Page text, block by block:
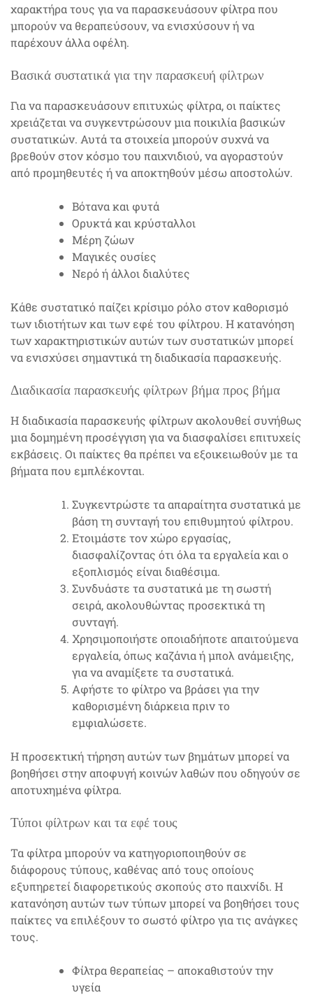
χαρακτήρα τους για να παρασκευάσουν φίλτρα που
μπορούν να θεραπεύσουν, να ενισχύσουν ή να
παρέχουν άλλα οφέλη.
Βασικά συστατικά για την παρασκευή φίλτρων
Για να παρασκευάσουν επιτυχώς φίλτρα, οι παίκτες
χρειάζεται να συγκεντρώσουν μια ποικιλία βασικών
συστατικών. Αυτά τα στοιχεία μπορούν συχνά να
βρεθούν στον κόσμο του παιχνιδιού, να αγοραστούν
από προμηθευτές ή να αποκτηθούν μέσω αποστολών.
Βότανα και φυτά
Ορυκτά και κρύσταλλοι
Μέρη ζώων
Μαγικές ουσίες
Νερό ή άλλοι διαλύτες
Κάθε συστατικό παίζει κρίσιμο ρόλο στον καθορισμό
των ιδιοτήτων και των εφέ του φίλτρου. Η κατανόηση
των χαρακτηριστικών αυτών των συστατικών μπορεί
να ενισχύσει σημαντικά τη διαδικασία παρασκευής.
Διαδικασία παρασκευής φίλτρων βήμα προς βήμα
Η διαδικασία παρασκευής φίλτρων ακολουθεί συνήθως
μια δομημένη προσέγγιση για να διασφαλίσει επιτυχείς
εκβάσεις. Οι παίκτες θα πρέπει να εξοικειωθούν με τα
βήματα που εμπλέκονται.
Συγκεντρώστε τα απαραίτητα συστατικά με
βάση τη συνταγή του επιθυμητού φίλτρου.
Ετοιμάστε τον χώρο εργασίας,
διασφαλίζοντας ότι όλα τα εργαλεία και ο
εξοπλισμός είναι διαθέσιμα.
Συνδυάστε τα συστατικά με τη σωστή
σειρά, ακολουθώντας προσεκτικά τη
συνταγή.
Χρησιμοποιήστε οποιαδήποτε απαιτούμενα
εργαλεία, όπως καζάνια ή μπολ ανάμειξης,
για να αναμίξετε τα συστατικά.
Αφήστε το φίλτρο να βράσει για την
καθορισμένη διάρκεια πριν το
εμφιαλώσετε.
Η προσεκτική τήρηση αυτών των βημάτων μπορεί να
βοηθήσει στην αποφυγή κοινών λαθών που οδηγούν σε
αποτυχημένα φίλτρα.
Τύποι φίλτρων και τα εφέ τους
Τα φίλτρα μπορούν να κατηγοριοποιηθούν σε
διάφορους τύπους, καθένας από τους οποίους
εξυπηρετεί διαφορετικούς σκοπούς στο παιχνίδι. Η
κατανόηση αυτών των τύπων μπορεί να βοηθήσει τους
παίκτες να επιλέξουν το σωστό φίλτρο για τις ανάγκες
τους.
Φίλτρα θεραπείας – αποκαθιστούν την
υγεία